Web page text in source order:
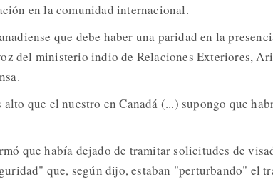
en la comunidad internacional.
que debe haber una paridad en la
del ministerio indio de Relaciones Exteriores,
alto que el nuestro en Canadá (...) supongo que
que había dejado de tramitar solicitudes de
que, según dijo, estaban "perturbando" el